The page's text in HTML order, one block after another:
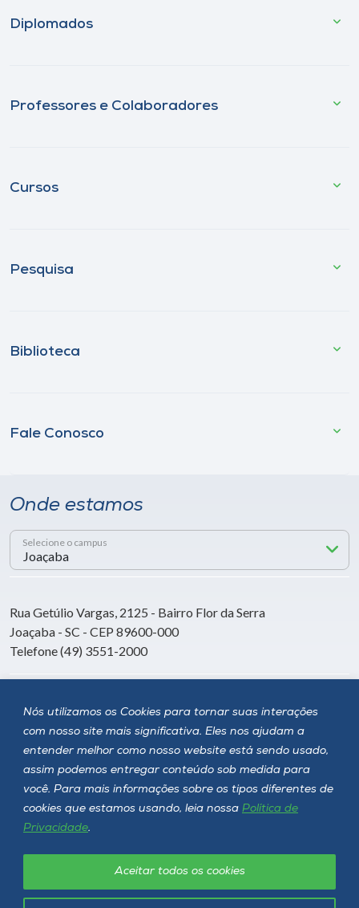
Nós utilizamos os Cookies para tornar suas interações
com nosso site mais significativa. Eles nos ajudam a
entender melhor como nosso website está sendo usado,
assim podemos entregar conteúdo sob medida para
você. Para mais informações sobre os tipos diferentes de
cookies que estamos usando, leia nossa Política de
Privacidade.
Aceitar todos os cookies
Diplomados
Professores e Colaboradores
Cursos
Pesquisa
Biblioteca
Fale Conosco
Onde estamos
Selecione o campus
Rua Getúlio Vargas, 2125 - Bairro Flor da Serra
Joaçaba - SC - CEP 89600-000
Telefone (49) 3551-2000
Siga a Unoesc
Política de privacidade LGPD